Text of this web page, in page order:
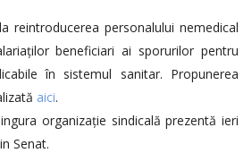
reintroducerea personalului nemedical
beneficiari ai sporurilor pentru
în sistemul sanitar. Propunerea
aici.
organizație sindicală prezentă ieri
Senat.